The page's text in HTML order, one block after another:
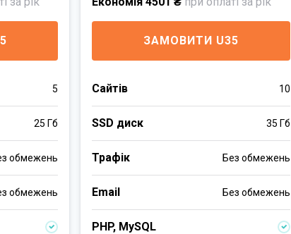
5
25 Гб
обмежень
обмежень
ЗАМОВИТИ U35
Сайтів 10
SSD диск 35 Гб
Трафік Без обмежень
Email Без обмежень
PHP, MySQL